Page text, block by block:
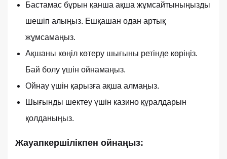
Бастамас бұрын қанша ақша жұмсайтыныңызды
шешіп алыңыз. Ешқашан одан артық
жұмсамаңыз.
Ақшаны көңіл көтеру шығыны ретінде көріңіз.
Бай болу үшін ойнамаңыз.
Ойнау үшін қарызға ақша алмаңыз.
Шығынды шектеу үшін казино құралдарын
қолданыңыз.
Жауапкершілікпен ойнаңыз: